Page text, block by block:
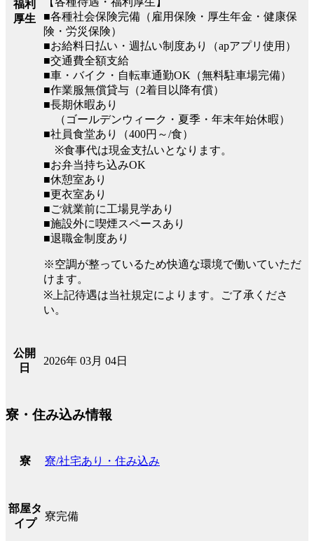
福利
厚生
■各種社会保険完備（雇用保険・厚生年金・健康保
険・労災保険）
■お給料日払い・週払い制度あり（apアプリ使用）
■交通費全額支給
■車・バイク・自転車通勤OK（無料駐車場完備）
■作業服無償貸与（2着目以降有償）
■長期休暇あり
（ゴールデンウィーク・夏季・年末年始休暇）
■社員食堂あり（400円～/食）
※食事代は現金支払いとなります。
■お弁当持ち込みOK
■休憩室あり
■更衣室あり
■ご就業前に工場見学あり
■施設外に喫煙スペースあり
■退職金制度あり
※空調が整っているため快適な環境で働いていただ
けます。
※上記待遇は当社規定によります。ご了承くださ
い。
公開
日
2026年 03月 04日
寮・住み込み情報
寮 寮/社宅あり・住み込み
部屋タ
イプ
寮完備